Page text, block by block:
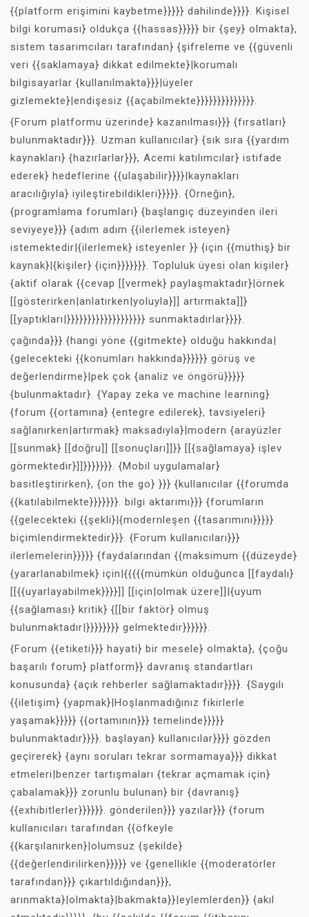
{{platform erişimini kaybetme}}}}} dahilinde}}}}. Kişisel
bilgi koruması} oldukça {{hassas}}}}} bir {şey} olmakta},
sistem tasarımcıları tarafından} {şifreleme ve {{güvenli
veri {{saklamaya} dikkat edilmekte}|korumalı
bilgisayarlar {kullanılmakta}}}|üyeler
gizlemekte}|endişesiz {{açabilmekte}}}}}}}}}}}}}}.
{Forum platformu üzerinde} kazanılması}}} {fırsatları}
bulunmaktadır}}}. Uzman kullanıcılar} {sık sıra {{yardım
kaynakları} {hazırlarlar}}}, Acemi katılımcılar} istifade
ederek} hedeflerine {{ulaşabilir}}}}|kaynakları
aracılığıyla} iyileştirebildikleri}}}}}. {Örneğin},
{programlama forumları} {başlangıç düzeyinden ileri
seviyeye}}} {adım adım {{ilerlemek isteyen}
istemektedir|{ilerlemek} isteyenler }} {için {{müthiş} bir
kaynak}|{kişiler} {için}}}}}}}. Topluluk üyesi olan kişiler}
{aktif olarak {{cevap [[vermek} paylaşmaktadır}|örnek
[[gösterirken|anlatırken|yoluyla}]] artırmakta]]}
[[yaptıkları|}}}}}}}}}}}}}}}}}}} sunmaktadırlar}}}}.
çağında}}} {hangi yöne {{gitmekte} olduğu hakkında|
{gelecekteki {{konumları hakkında}}}}}} görüş ve
değerlendirme}|pek çok {analiz ve öngörü}}}}}
{bulunmaktadır}. {Yapay zeka ve machine learning}
{forum {{ortamına} {entegre edilerek}, tavsiyeleri}
sağlanırken|artırmak} maksadıyla}|modern {arayüzler
[[sunmak} [[doğru]] [[sonuçları]]}} [[{sağlamaya} işlev
görmektedir}]]}}}}}}}. {Mobil uygulamalar}
basitleştirirken}, {on the go} }}} {kullanıcılar {{forumda
{{katılabilmekte}}}}}}}. bilgi aktarımı}}} {forumların
{{gelecekteki {{şekli}|{modernleşen {{tasarımını}}}}}
biçimlendirmektedir}}}. {Forum kullanıcıları}}}
ilerlemelerin}}}}} {faydalarından {{maksimum {{düzeyde}
{yararlanabilmek} için|{{{{{mümkün olduğunca [[faydalı}
[[{{uyarlayabilmek}}}}]] [[için|olmak üzere]]|{uyum
{{sağlaması} kritik} {[[bir faktör} olmuş
bulunmaktadır|}}}}}}}} gelmektedir}}}}}}.
{Forum {{etiketi}}} hayati} bir mesele} olmakta}, {çoğu
başarılı forum} platform}} davranış standartları
konusunda} {açık rehberler sağlamaktadır}}}}. {Saygılı
{{iletişim} {yapmak}|Hoşlanmadığınız fikirlerle
yaşamak}}}}} {{ortamının}}} temelinde}}}}}
bulunmaktadır}}}}. başlayan} kullanıcılar}}}} gözden
geçirerek} {aynı soruları tekrar sormamaya}}} dikkat
etmeleri|benzer tartışmaları {tekrar açmamak için}
çabalamak}}} zorunlu bulunan} bir {davranış}
{{exhibitlerler}}}}}}. gönderilen}}} yazılar}}} {forum
kullanıcıları tarafından {{öfkeyle
{{karşılanırken}|olumsuz {şekilde}
{{değerlendirilirken}}}}} ve {genellikle {{moderatörler
tarafından}}} çıkartıldığından}}},
arınmakta}|olmakta}|bakmakta}}|eylemlerden}} {akıl